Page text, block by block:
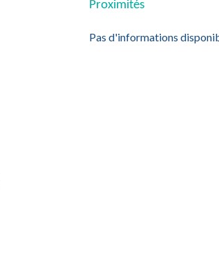
Proximités
Pas d'informations